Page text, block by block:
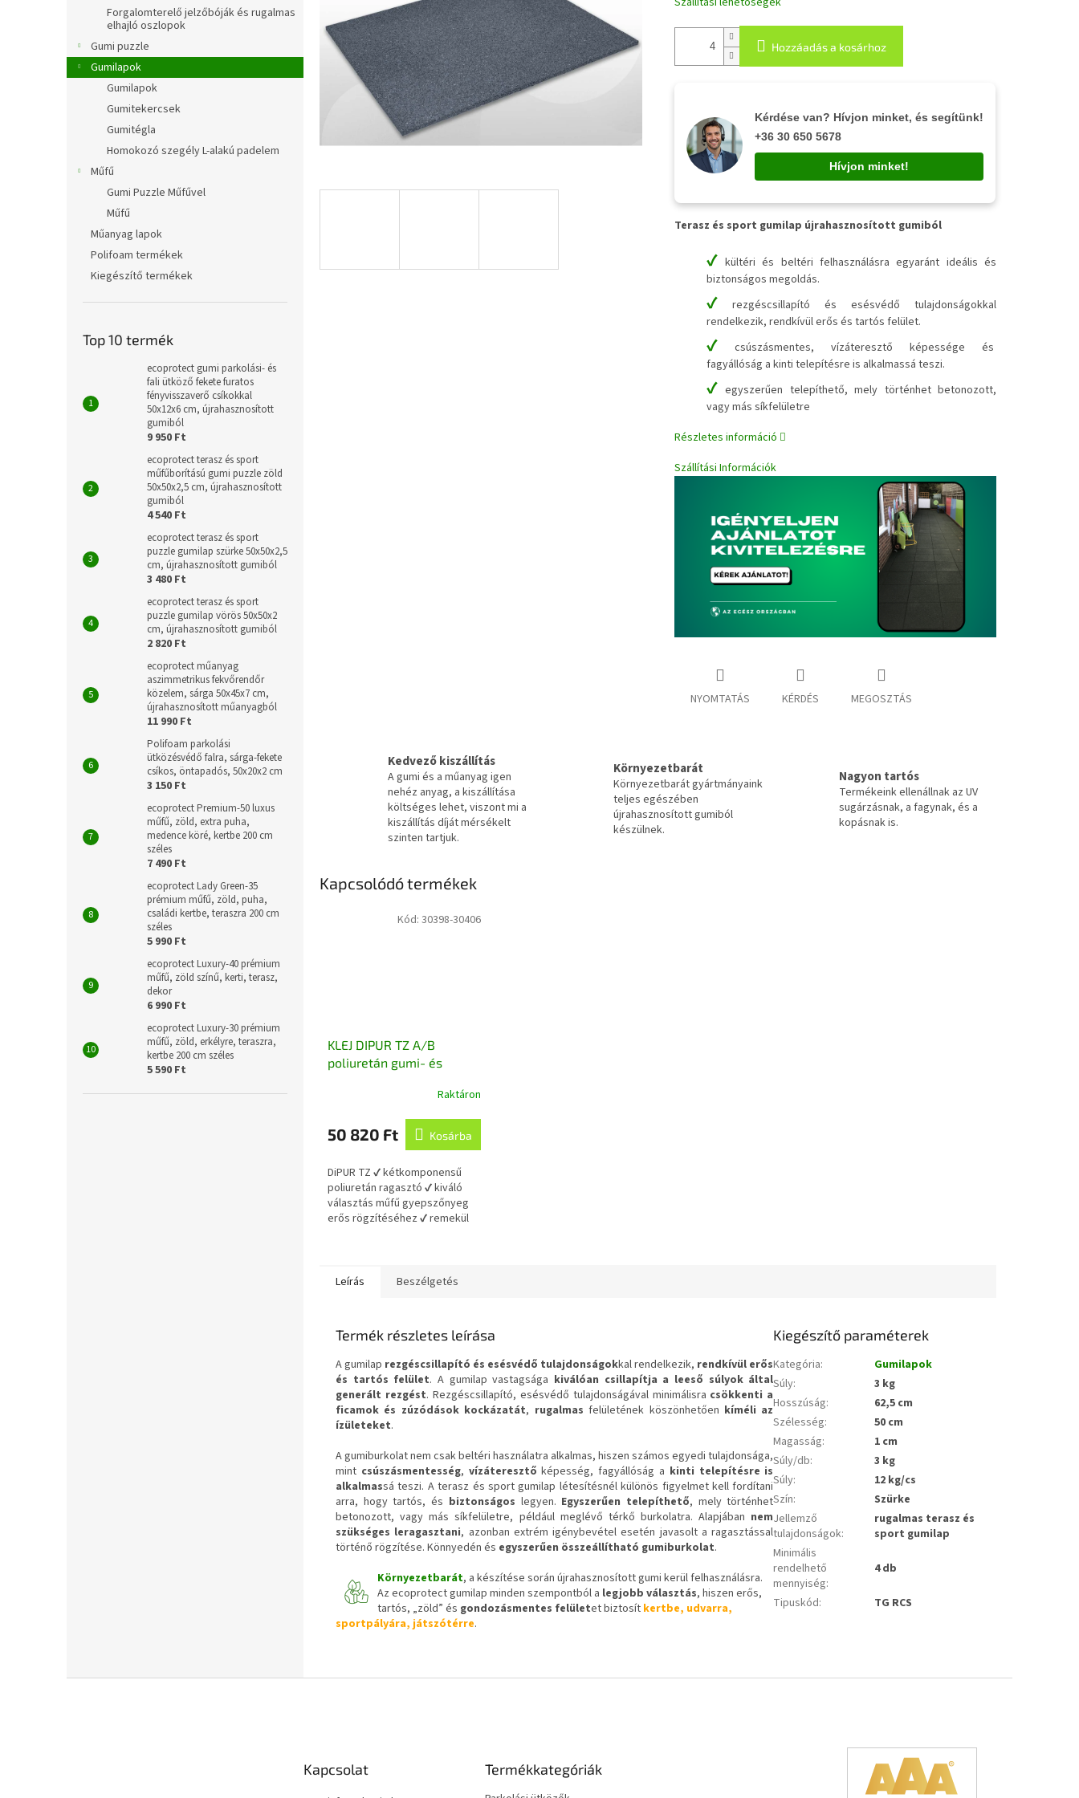
Forgalomterelő jelzőbóják és rugalmas
elhajló oszlopok
Gumi puzzle
Gumilapok
Gumilapok
Gumitekercsek
Gumitégla
Homokozó szegély L-alakú padelem
Műfű
Gumi Puzzle Műfűvel
Műfű
Műanyag lapok
Polifoam termékek
Kiegészítő termékek
Top 10 termék
ecoprotect gumi parkolási- és
fali ütköző fekete furatos
fényvisszaverő csíkokkal
50x12x6 cm, újrahasznosított
gumiból
9 950 Ft
ecoprotect terasz és sport
műfűborítású gumi puzzle zöld
50x50x2,5 cm, újrahasznosított
gumiból
4 540 Ft
ecoprotect terasz és sport
puzzle gumilap szürke 50x50x2,5
cm, újrahasznosított gumiból
3 480 Ft
ecoprotect terasz és sport
puzzle gumilap vörös 50x50x2
cm, újrahasznosított gumiból
2 820 Ft
ecoprotect műanyag
aszimmetrikus fekvőrendőr
közelem, sárga 50x45x7 cm,
újrahasznosított műanyagból
11 990 Ft
Polifoam parkolási
ütközésvédő falra, sárga-fekete
csíkos, öntapadós, 50x20x2 cm
3 150 Ft
ecoprotect Premium-50 luxus
műfű, zöld, extra puha,
medence köré, kertbe 200 cm
széles
7 490 Ft
ecoprotect Lady Green-35
prémium műfű, zöld, puha,
családi kertbe, teraszra 200 cm
széles
5 990 Ft
ecoprotect Luxury-40 prémium
műfű, zöld színű, kerti, terasz,
dekor
6 990 Ft
ecoprotect Luxury-30 prémium
műfű, zöld, erkélyre, teraszra,
kertbe 200 cm széles
5 590 Ft
Hozzáadás a kosárhoz
Kérdése van? Hívjon minket, és segítünk!
+36 30 650 5678
Hívjon minket!
Terasz és sport gumilap újrahasznosított gumiból
✔ kültéri és beltéri felhasználásra egyaránt ideális és
biztonságos megoldás.
✔rezgéscsillapító és esésvédő tulajdonságokkal
rendelkezik, rendkívül erős és tartós felület.
✔csúszásmentes, vízáteresztő képessége és
fagyállóság a kinti telepítésre is alkalmassá teszi.
✔ egyszerűen telepíthető, mely történhet betonozott,
vagy más síkfelületre
Részletes információ
Szállítási Információk
NYOMTATÁS KÉRDÉS MEGOSZTÁS
Kedvező kiszállítás
A gumi és a műanyag igen
nehéz anyag, a kiszállítása
költséges lehet, viszont mi a
kiszállítás díját mérsékelt
szinten tartjuk.
Környezetbarát
Környezetbarát gyártmányaink
teljes egészében
újrahasznosított gumiból
készülnek.
Nagyon tartós
Termékeink ellenállnak az UV
sugárzásnak, a fagynak, és a
kopásnak is.
Kapcsolódó termékek
KLEJ DIPUR TZ A/B
poliuretán gumi- és
kétkomponensű zöld 19,2
Raktáron
50 820 Ft Kosárba
DiPUR TZ ✔ kétkomponensű
poliuretán ragasztó ✔ kiváló
választás műfű gyepszőnyeg
erős rögzítéséhez ✔ remekül
Kód: 30398-30406
Leírás Beszélgetés
Termék részletes leírása
A gumilap rezgéscsillapító és esésvédő tulajdonságokkal rendelkezik, rendkívül erős
és tartós felület. A gumilap vastagsága kiválóan csillapítja a leeső súlyok által
generált rezgést. Rezgéscsillapító, esésvédő tulajdonságával minimálisra csökkenti a
ficamok és zúzódások kockázatát, rugalmas felületének köszönhetően kíméli az
ízületeket.
A gumiburkolat nem csak beltéri használatra alkalmas, hiszen számos egyedi tulajdonsága,
mint csúszásmentesség, vízáteresztő képesség, fagyállóság a kinti telepítésre is
alkalmassá teszi. A terasz és sport gumilap létesítésnél különös figyelmet kell fordítani
arra, hogy tartós, és biztonságos legyen. Egyszerűen telepíthető, mely történhet
betonozott, vagy más síkfelületre, például meglévő térkő burkolatra. Alapjában nem
szükséges leragasztani, azonban extrém igénybevétel esetén javasolt a ragasztással
történő rögzítése. Könnyedén és egyszerűen összeállítható gumiburkolat.
Környezetbarát, a készítése során újrahasznosított gumi kerül felhasználásra.
Az ecoprotect gumilap minden szempontból a legjobb választás, hiszen erős,
tartós, „zöld” és gondozásmentes felületet biztosít kertbe, udvarra,
sportpályára, játszótérre.
Kiegészítő paraméterek
Kategória:
Gumilapok
Súly:
3 kg
Hosszúság:
62,5 cm
Szélesség:
50 cm
Magasság:
1 cm
Súly/db:
3 kg
Súly:
12 kg/cs
Szín:
Szürke
Jellemző
tulajdonságok:
rugalmas terasz és
sport gumilap
Minimális
rendelhető
mennyiség:
4 db
Tipuskód: TG RCS
Kapcsolat Termékkategóriák